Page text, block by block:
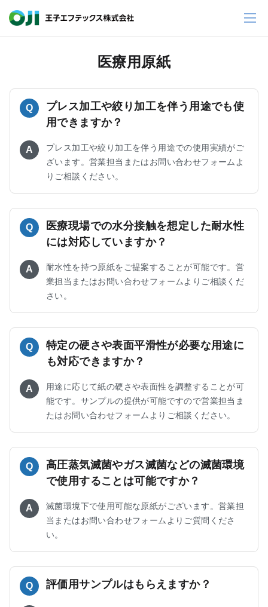
医療用原紙
Q
プレス加工や絞り加工を伴う用途でも使
用できますか？
A
プレス加工や絞り加工を伴う用途での使用実績がご
ざいます。営業担当またはお問い合わせフォームよ
りご相談ください。
Q
医療現場での水分接触を想定した耐水性
には対応していますか？
A
耐水性を持つ原紙をご提案することが可能です。営
業担当またはお問い合わせフォームよりご相談くだ
さい。
Q
特定の硬さや表面平滑性が必要な用途に
も対応できますか？
A
用途に応じて紙の硬さや表面性を調整することが可
能です。サンプルの提供が可能ですので営業担当ま
たはお問い合わせフォームよりご相談ください。
Q
高圧蒸気滅菌やガス滅菌などの滅菌環境
で使用することは可能ですか？
A
滅菌環境下で使用可能な原紙がございます。営業担
当またはお問い合わせフォームよりご質問くださ
い。
Q 評価用サンプルはもらえますか？